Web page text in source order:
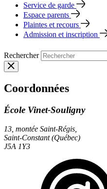
Service de garde
Espace parents
Plaintes et recours
Admission et inscription
Rechercher
Coordonnées
École Vinet-Souligny
13, montée Saint-Régis,
Saint-Constant (Québec)
J5A 1Y3